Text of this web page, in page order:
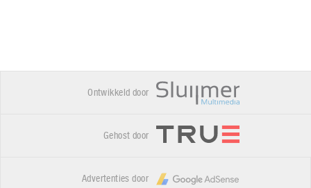
Ontwikkeld door
Gehost door
Advertenties door